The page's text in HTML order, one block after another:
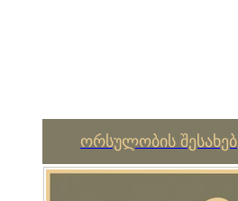
ორსულობის შესახებ